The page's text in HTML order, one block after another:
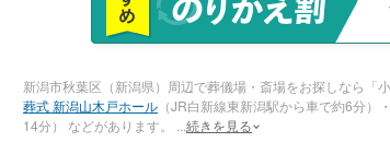
新潟市秋葉区（新潟県）周辺で葬儀場・斎場をお探しなら「
葬式 新潟山木戸ホール （JR白新線東新潟駅から車で約6分）・
14分） などがあります。
続きを見る